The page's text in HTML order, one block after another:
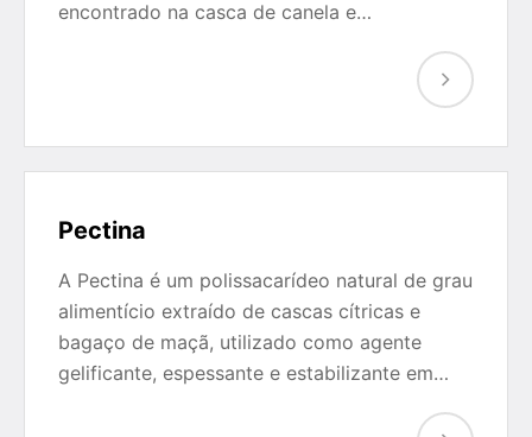
encontrado na casca de canela e…
Pectina
A Pectina é um polissacarídeo natural de grau
alimentício extraído de cascas cítricas e
bagaço de maçã, utilizado como agente
gelificante, espessante e estabilizante em…